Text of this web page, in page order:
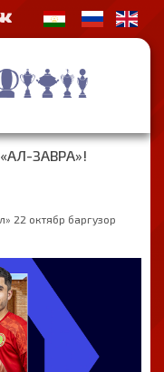
ЗАВРА»!
22 октябр баргузор